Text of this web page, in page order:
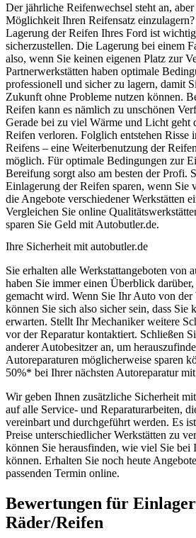
Der jährliche Reifenwechsel steht an,
Möglichkeit Ihren Reifensatz
Lagerung der Reifen Ihres Ford ist
sicherzustellen. Die Lagerung bei einem
also, wenn Sie keinen eigenen Platz zur
Partnerwerkstätten haben optimale
professionell und sicher zu lagern, damit
Zukunft ohne Probleme nutzen können.
Reifen kann es nämlich zu unschönen
Gerade bei zu viel Wärme und Licht geht
Reifen verloren. Folglich entstehen Risse
Reifens – eine Weiterbenutzung der
möglich. Für optimale Bedingungen zur
Bereifung sorgt also am besten der Profi.
Einlagerung der Reifen sparen, wenn Sie
die Angebote verschiedener Werkstätten
Vergleichen Sie online
sparen Sie Geld mit Autobutler.de.
Ihre Sicherheit mit autobutler.de
Sie erhalten alle Werkstattangeboten von
haben Sie immer einen Überblick
gemacht wird. Wenn Sie Ihr Auto von der
können Sie sich also sicher sein, dass Sie
erwarten. Stellt Ihr Mechaniker weitere
vor der Reparatur kontaktiert. Schließen
anderer Autobesitzer an, um
Autoreparaturen möglicherweise sparen
50%* bei Ihrer nächsten Autoreparatur
Wir geben Ihnen zusätzliche Sicherheit
auf alle Service- und Reparaturarbeiten,
vereinbart und durchgeführt werden. Es
Preise unterschiedlicher Werkstätten zu
können Sie herausfinden, wie viel Sie bei
können. Erhalten Sie noch heute
passenden Termin online.
Bewertungen für
Räder/Reifen